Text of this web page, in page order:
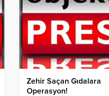
Zehir Saçan Gıdalara
Operasyon!